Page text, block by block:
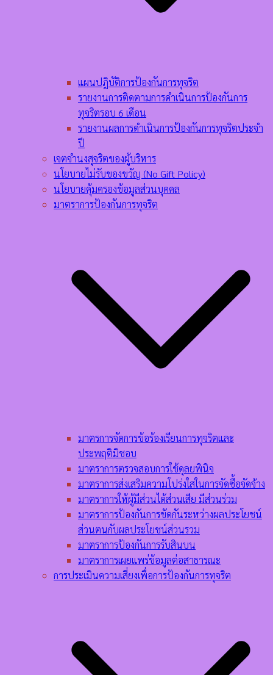
แผนปฎิบัติการป้องกันการทุจริต
รายงานการติดตามการดำเนินการป้องกันการ
ทุจริตรอบ 6 เดือน
รายงานผลการดำเนินการป้องกันการทุจริตประจำ
ปี
เจตจำนงสุจริตของผู้บริหาร
นโยบายไม่รับของขวัญ (No Gift Policy)
นโยบายคุ้มครองข้อมูลส่วนบุคคล
มาตราการป้องกันการทุจริต
มาตรการจัดการข้อร้องเรียนการทุจริตและ
ประพฤติมิชอบ
มาตราการตรวจสอบการใช้ดุลยพินิจ
มาตราการส่งเสริมความโปร่งใสในการจัดซื้อจัดจ้าง
มาตราการให้ผู้มีส่วนได้ส่วนเสีย มีส่วนร่วม
มาตราการป้องกันการขัดกันระหว่างผลประโยชน์
ส่วนตนกับผลประโยชน์ส่วนรวม
มาตราการป้องกันการรับสินบน
มาตราการเผยแพร่ข้อมูลต่อสาธารณะ
การประเมินความเสี่ยงเพื่อการป้องกันการทุจริต